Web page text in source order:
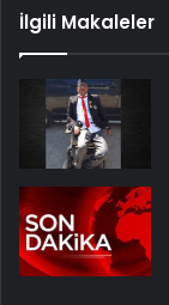
İlgili Makaleler